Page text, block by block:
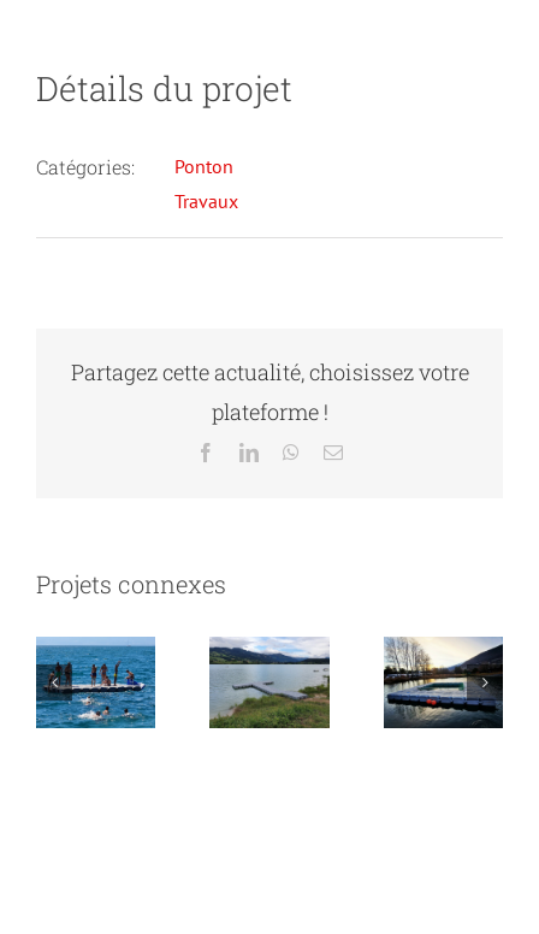
Détails du projet
Catégories:
Ponton
Travaux
Partagez cette actualité, choisissez votre
plateforme !
FacebookLinkedInWhatsApp
Email
Projets connexes
Vevey –
Ponton
Baignade
Société
de
pêche
ponton
flottant
pour
Bouses
– Nasse
flottante